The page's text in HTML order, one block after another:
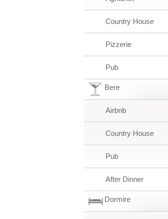
Country House
Pizzerie
Pub
Bere
Airbnb
Country House
Pub
After Dinner
Dormire